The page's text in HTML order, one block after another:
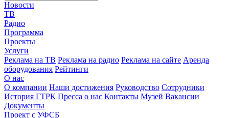
Новости
ТВ
Радио
Программа
Проекты
Услуги
Реклама на ТВ Реклама на радио Реклама на сайте Аренда
оборудования Рейтинги
О нас
О компании Наши достижения Руководство Сотрудники
История ГТРК Пресса о нас Контакты Музей Вакансии
Документы
Проект с УФСБ